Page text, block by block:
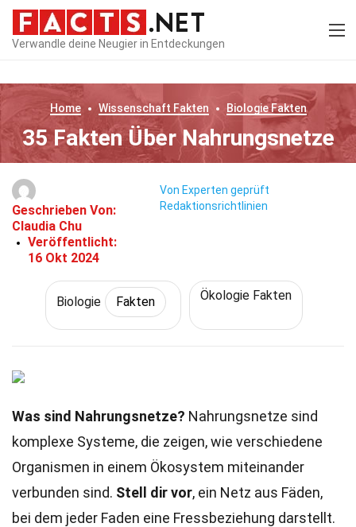
Verwandle deine Neugier in Entdeckungen
Home Wissenschaft Fakten BiologieFakten
35 Fakten Über Nahrungsnetze
Geschrieben Von:
Claudia Chu
Veröffentlicht:
16 Okt 2024
Von Experten geprüft
Redaktionsrichtlinien
Biologie Fakten Ökologie Fakten
Was sind Nahrungsnetze? Nahrungsnetze sind
komplexe Systeme, die zeigen, wie verschiedene
Organismen in einem Ökosystem miteinander
verbunden sind. Stell dir vor, ein Netz aus Fäden,
bei dem jeder Faden eine Fressbeziehung darstellt.